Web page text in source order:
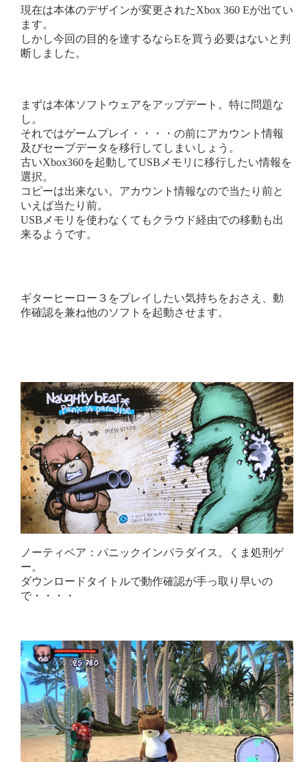
現在は本体のデザインが変更されたXbox 360 Eが出てい
ます。
しかし今回の目的を達するならEを買う必要はないと判
断しました。
まずは本体ソフトウェアをアップデート。特に問題な
し。
それではゲームプレイ・・・・の前にアカウント情報
及びセーブデータを移行してしまいしょう。
古いXbox360を起動してUSBメモリに移行したい情報を
選択。
コピーは出来ない。アカウント情報なので当たり前と
いえば当たり前。
USBメモリを使わなくてもクラウド経由での移動も出
来るようです。
ギターヒーロー３をプレイしたい気持ちをおさえ、動
作確認を兼ね他のソフトを起動させます。
ノーティベア：パニックインパラダイス。くま処刑ゲ
ー。
ダウンロードタイトルで動作確認が手っ取り早いの
で・・・・